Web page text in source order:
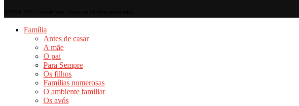
Família
Antes de casar
A mãe
O pai
Para Sempre
Os filhos
Famílias numerosas
O ambiente familiar
Os avós